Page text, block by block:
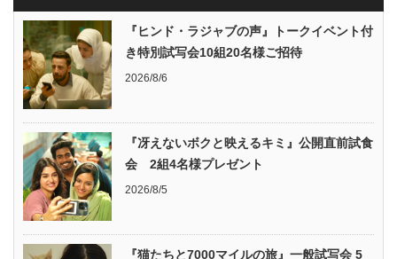
『ヒンド・ラジャブの声』トークイベント付
き特別試写会10組20名様ご招待
2026/8/6
『冴えないボクと映えるキミ』公開直前試食
会 2組4名様プレゼント
2026/8/5
『猫たちと7000マイルの旅』一般試写会 5